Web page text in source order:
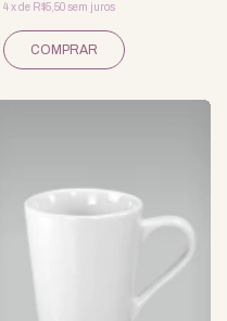
4 xde R$5,50 sem juros